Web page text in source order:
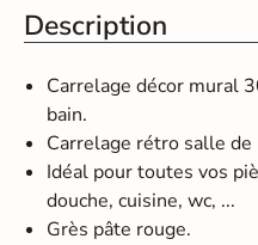
Description
Carrelage décor mural
bain.
Carrelage rétro salle de
Idéal pour toutes vos
douche, cuisine, wc, ...
Grès pâte rouge.